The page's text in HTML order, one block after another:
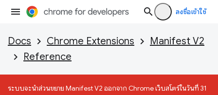
ลงชื่อเข้าใช้
Docs Chrome Extensions
Manifest V2
Reference
ระบบจะนำส่วนขยาย Manifest V2 ออกจาก Chrome เว็บสโตร์ในวันที่ 31